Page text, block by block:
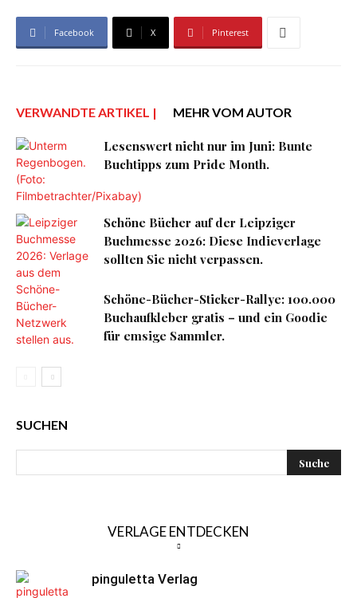
Facebook X Pinterest
VERWANDTE ARTIKEL | MEHR VOM AUTOR
Lesenswert nicht nur im Juni: Bunte
Buchtipps zum Pride Month.
Schöne Bücher auf der Leipziger
Buchmesse 2026: Diese Indieverlage
sollten Sie nicht verpassen.
Schöne-Bücher-Sticker-Rallye: 100.000
Buchaufkleber gratis – und ein Goodie
für emsige Sammler.
SUCHEN
VERLAGE ENTDECKEN
pinguletta Verlag